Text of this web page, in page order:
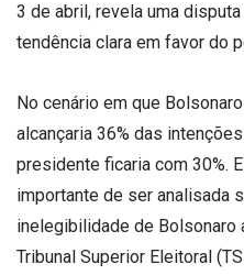
3 de abril, revela uma
tendência clara em favor do
No cenário em que
alcançaria 36% das
presidente ficaria com 30%.
importante de ser analisada
inelegibilidade de Bolsonaro
Tribunal Superior Eleitoral